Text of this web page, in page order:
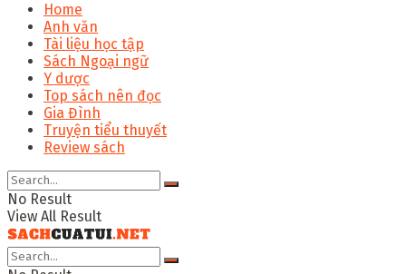
Home
Anh văn
Tài liệu học tập
Sách Ngoại ngữ
Y dược
Top sách nên đọc
Gia Đình
Truyện tiểu thuyết
Review sách
No Result
View All Result